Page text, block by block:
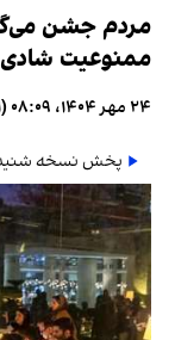
مردم جشن
ممنوعیت شادی
۲۴ مهر ۱۴۰۴، ۰۸:۰۹ (‎+۱ گرینویچ)
پخش نسخه